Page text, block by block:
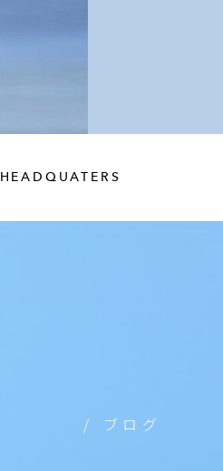
HEADQUATERS
/ ブログ